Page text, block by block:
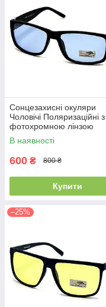
Сонцезахисні окуляри
Чоловічі Поляризаційні з
фотохромною лінзою
Polarized синій (299)
В наявності
600 ₴ 800 ₴
Купити
–25%